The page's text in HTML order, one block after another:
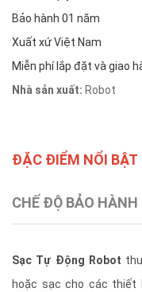
Bảo hành 01 năm
Xuất xứ Việt Nam
Miễn phí lắp đặt và giao
Nhà sản xuất: Robot
ĐẶC ĐIỂM NỔI BẬT
CHẾ ĐỘ BẢO HÀNH
Sạc Tự Động Robot
hoặc sạc cho các thiết